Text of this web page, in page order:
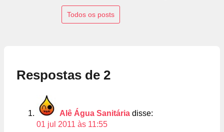
Todos os posts
Respostas de 2
Alê Água Sanitária disse:
01 jul 2011 às 11:55